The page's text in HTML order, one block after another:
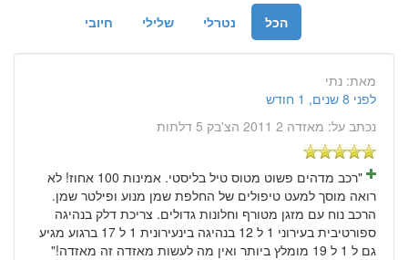
חיובי שלילי נטרלי הכל
מאת: נתי
לפני 8 שנים, 1 חודש
נכתב על: מאזדה 2 2011 הצ'בק 5 דלתות
"רכב מדהים פשוט מטוס טיל בליסטי. אמינות 100 אחוז! לא
רואה מוסך למעט טיפולים של החלפת שמן מנוע ופילטר שמן.
הרכב נוח עם מזגן מטורף וחלונות גדולים. צריכת דלק בנהיגה
ספורטיבית בעירוני 1 ל 12 בנהיגה בינעירונית 1 ל 17 ברגוע מגיע
גם ל 1 ל 19 מומלץ ביותר ואין מה לעשות מאזדה זה מאזדה!"